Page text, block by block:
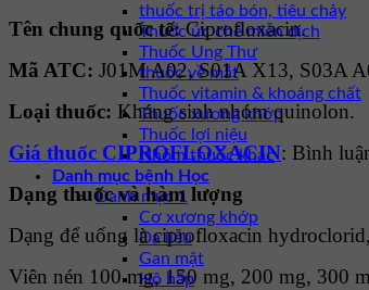
thuốc trị táo bón, tiêu chảy
Thuốc ức chế miễn dịch
Thuốc Ung Thư
thuốc về mắt
Thuốc vitamin & khoáng chất
Thuốc xương khớp
Thuốc lợi niệu
Nhóm thuốc khác
Danh mục bệnh Học
Danh mục 1
Cơ xương khớp
Da liễu
Gan mật
Hô hấp
Tên chung quốc tế:Ciprofloxacin.
Mã ATC: J01M A02, S01A X13, S03A
Loại thuốc: Kháng sinh nhóm quinolon.
Giá thuốc CIPROFLOXACIN: Bình
Dạng thuốc và hàm lượng
Dạng để uống là ciprofloxacin
Viên nén 100 mg, 150 mg, 200 mg, 300